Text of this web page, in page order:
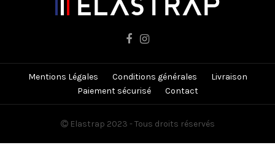
Mentions Légales Conditions générales
Livraison
Paiement sécurisé
Contact
Elastrap 2023 - Tous droits réservés